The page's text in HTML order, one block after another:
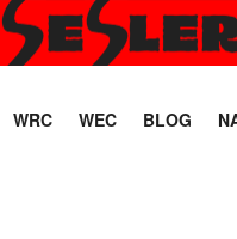
WRC WEC BLOG